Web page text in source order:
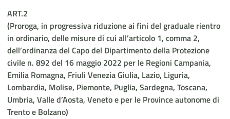
ART.2
(Proroga, in progressiva riduzione ai fini del graduale rientro
in ordinario, delle misure di cui all’articolo 1, comma 2,
dell’ordinanza del Capo del Dipartimento della Protezione
civile n. 892 del 16 maggio 2022 per le Regioni Campania,
Emilia Romagna, Friuli Venezia Giulia, Lazio, Liguria,
Lombardia, Molise, Piemonte, Puglia, Sardegna, Toscana,
Umbria, Valle d’Aosta, Veneto e per le Province autonome di
Trento e Bolzano)